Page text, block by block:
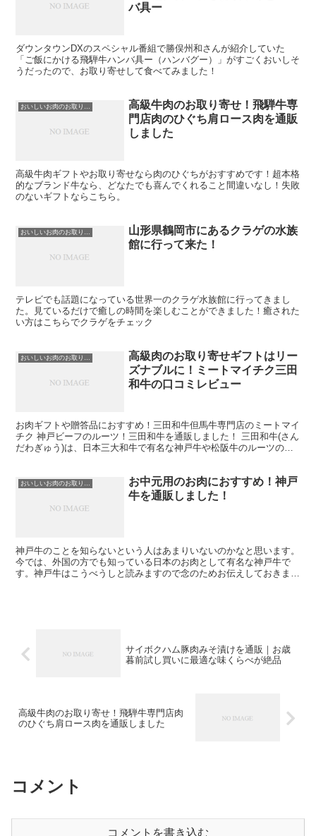
バ具ー
ダウンタウンDXのスペシャル番組で勝俣州和さんが紹介していた
「ご飯にかける飛騨牛ハンバ具ー（ハンバグー）」がすごくおいしそ
うだったので、お取り寄せして食べてみました！
おいしいお肉のお取り寄せ
高級牛肉のお取り寄せ！飛騨牛専
門店肉のひぐち肩ロース肉を通販
しました
高級牛肉ギフトやお取り寄せなら肉のひぐちがおすすめです！超本格
的なブランド牛なら、どなたでも喜んでくれること間違いなし！失敗
のないギフトならこちら。
おいしいお肉のお取り寄せ
山形県鶴岡市にあるクラゲの水族
館に行って来た！
テレビでも話題になっている世界一のクラゲ水族館に行ってきまし
た。見ているだけで癒しの時間を楽しむことができました！癒された
い方はこちらでクラゲをチェック
おいしいお肉のお取り寄せ
高級肉のお取り寄せギフトはリー
ズナブルに！ミートマイチク三田
和牛の口コミレビュー
お肉ギフトや贈答品におすすめ！三田和牛但馬牛専門店のミートマイ
チク 神戸ビーフのルーツ！三田和牛を通販しました！ 三田和牛(さん
だわぎゅう)は、日本三大和牛で有名な神戸牛や松阪牛のルーツの牛
おいしいお肉のお取り寄せ
お中元用のお肉におすすめ！神戸
牛を通販しました！
神戸牛のことを知らないという人はあまりいないのかなと思います。
今では、外国の方でも知っている日本のお肉として有名な神戸牛で
す。神戸牛はこうべうしと読みますので念のためお伝えしておきま
サイボクハム豚肉みそ漬けを通販｜お歳
暮前試し買いに最適な味くらべが絶品
高級牛肉のお取り寄せ！飛騨牛専門店肉
のひぐち肩ロース肉を通販しました
コメント
コメントを書き込む